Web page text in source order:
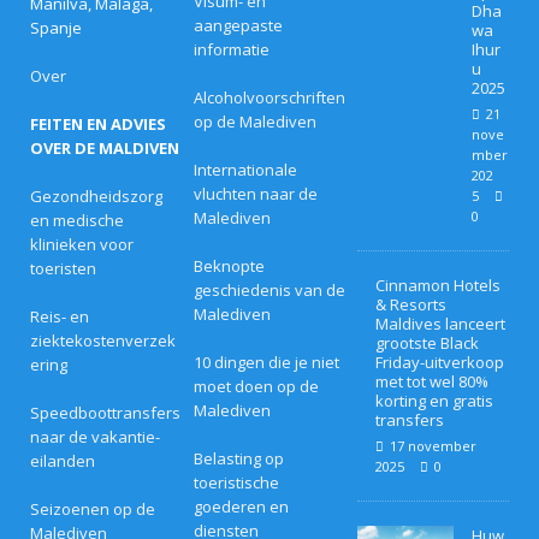
Spanje
Over
FEITEN EN ADVIES
OVER DE MALDIVEN
Gezondheidszorg
en medische
klinieken voor
toeristen
Reis- en
ziektekostenverzek
ering
Speedboottransfers
naar de vakantie-
eilanden
Seizoenen op de
Malediven
aangepaste
informatie
Alcoholvoorschriften
op de Malediven
Internationale
vluchten naar de
Malediven
Beknopte
geschiedenis van de
Malediven
10 dingen die je niet
moet doen op de
Malediven
Belasting op
toeristische
goederen en
diensten
Dha
wa
Ihur
u
2025
21
nove
mber
202
5
0
Cinnamon Hotels
& Resorts
Maldives lanceert
grootste Black
Friday-uitverkoop
met tot wel 80%
korting en gratis
transfers
17 november
2025
0